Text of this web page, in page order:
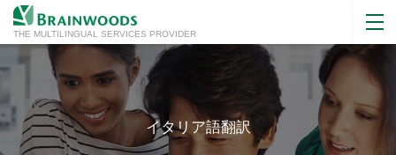
THE MULTILINGUAL SERVICES PROVIDER
イタリア語翻訳